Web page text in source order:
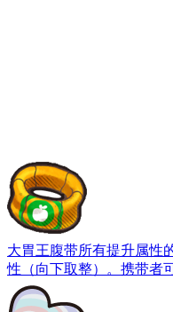
大胃王腹带所有提升属性
性（向下取整）。携带者